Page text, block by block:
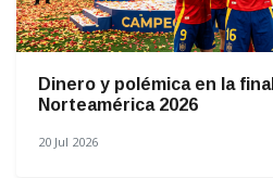
Dinero y polémica en la
Norteamérica 2026
20 Jul 2026